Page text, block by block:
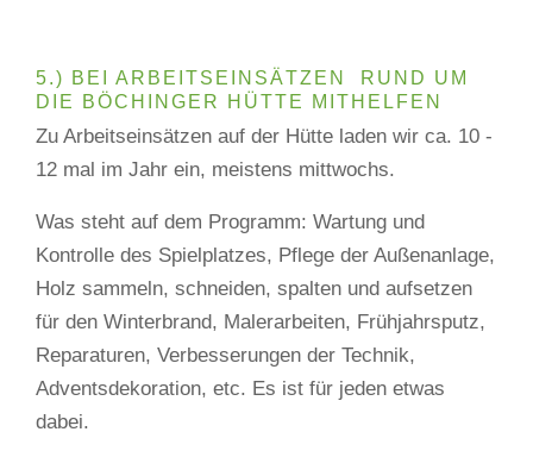
5.) BEI ARBEITSEINSÄTZEN RUND UM
DIE BÖCHINGER HÜTTE MITHELFEN
Zu Arbeitseinsätzen auf der Hütte laden wir ca. 10 -
12 mal im Jahr ein, meistens mittwochs.
Was steht auf dem Programm: Wartung und
Kontrolle des Spielplatzes, Pflege der Außenanlage,
Holz sammeln, schneiden, spalten und aufsetzen
für den Winterbrand, Malerarbeiten, Frühjahrsputz,
Reparaturen, Verbesserungen der Technik,
Adventsdekoration, etc. Es ist für jeden etwas
dabei.